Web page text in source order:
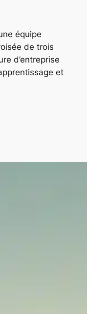
équipe
de trois
d’entreprise
et